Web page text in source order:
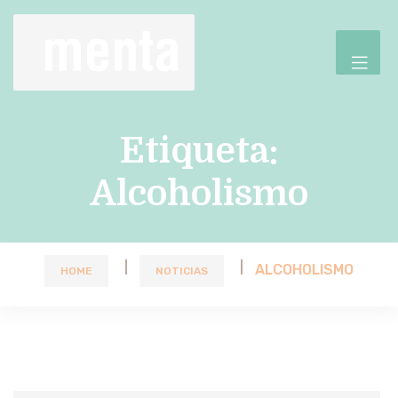
Etiqueta:
Alcoholismo
HOME NOTICIAS ALCOHOLISMO